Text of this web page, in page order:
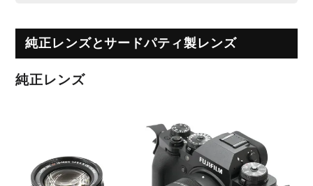
純正レンズとサードパティ製レンズ
純正レンズ